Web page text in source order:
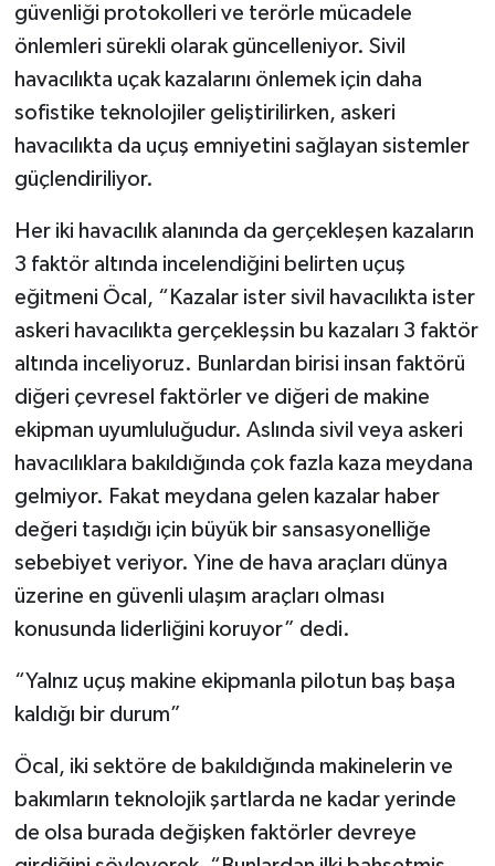
güvenliği protokolleri ve terörle mücadele
önlemleri sürekli olarak güncelleniyor. Sivil
havacılıkta uçak kazalarını önlemek için daha
sofistike teknolojiler geliştirilirken, askeri
havacılıkta da uçuş emniyetini sağlayan sistemler
güçlendiriliyor.
Her iki havacılık alanında da gerçekleşen kazaların
3 faktör altında incelendiğini belirten uçuş
eğitmeni Öcal, “Kazalar ister sivil havacılıkta ister
askeri havacılıkta gerçekleşsin bu kazaları 3 faktör
altında inceliyoruz. Bunlardan birisi insan faktörü
diğeri çevresel faktörler ve diğeri de makine
ekipman uyumluluğudur. Aslında sivil veya askeri
havacılıklara bakıldığında çok fazla kaza meydana
gelmiyor. Fakat meydana gelen kazalar haber
değeri taşıdığı için büyük bir sansasyonelliğe
sebebiyet veriyor. Yine de hava araçları dünya
üzerine en güvenli ulaşım araçları olması
konusunda liderliğini koruyor” dedi.
“Yalnız uçuş makine ekipmanla pilotun baş başa
kaldığı bir durum”
Öcal, iki sektöre de bakıldığında makinelerin ve
bakımların teknolojik şartlarda ne kadar yerinde
de olsa burada değişken faktörler devreye